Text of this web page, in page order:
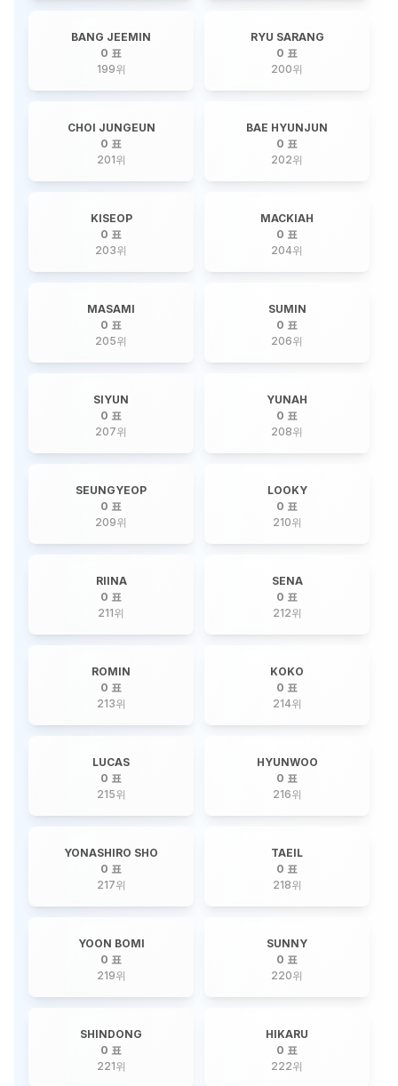
BANG JEEMIN
0 표
199위
RYU SARANG
0 표
200위
CHOI JUNGEUN
0 표
201위
BAE HYUNJUN
0 표
202위
KISEOP
0 표
203위
MACKIAH
0 표
204위
MASAMI
0 표
205위
SUMIN
0 표
206위
SIYUN
0 표
207위
YUNAH
0 표
208위
SEUNGYEOP
0 표
209위
LOOKY
0 표
210위
RIINA
0 표
211위
SENA
0 표
212위
ROMIN
0 표
213위
KOKO
0 표
214위
LUCAS
0 표
215위
HYUNWOO
0 표
216위
YONASHIRO SHO
0 표
217위
TAEIL
0 표
218위
YOON BOMI
0 표
219위
SUNNY
0 표
220위
SHINDONG
0 표
221위
HIKARU
0 표
222위